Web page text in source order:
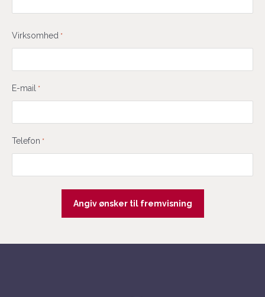
Virksomhed *
E-mail *
Telefon *